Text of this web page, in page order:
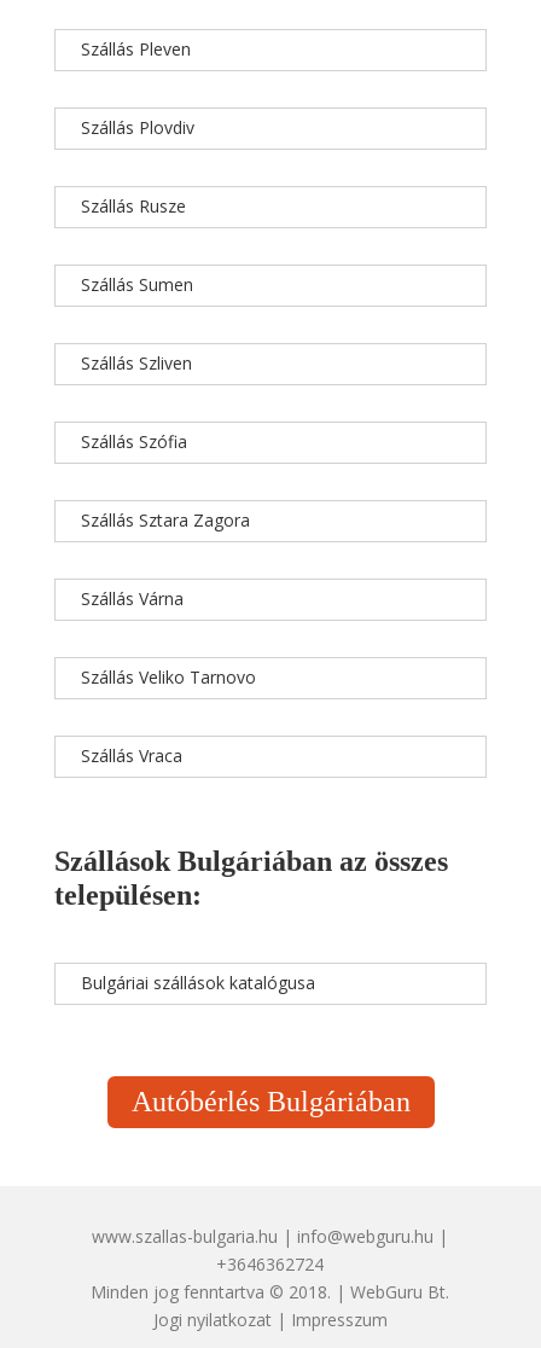
Szállás Pleven
Szállás Plovdiv
Szállás Rusze
Szállás Sumen
Szállás Szliven
Szállás Szófia
Szállás Sztara Zagora
Szállás Várna
Szállás Veliko Tarnovo
Szállás Vraca
Szállások Bulgáriában az összes
településen:
Bulgáriai szállások katalógusa
Autóbérlés Bulgáriában
www.szallas-bulgaria.hu | info@webguru.hu |
+3646362724
Minden jog fenntartva © 2018. | WebGuru Bt.
Jogi nyilatkozat| Impresszum